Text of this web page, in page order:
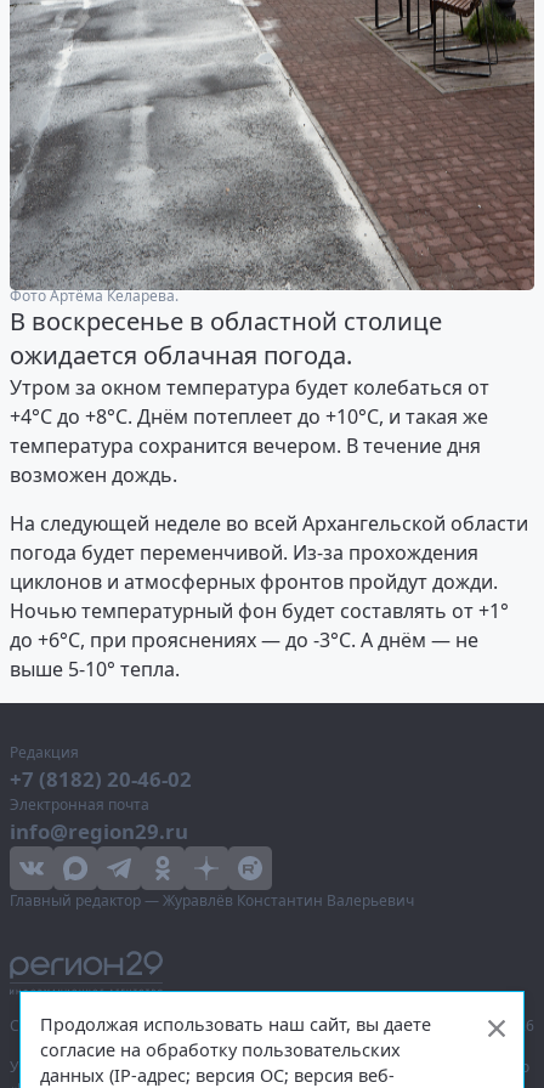
Фото Артёма Келарева.
В воскресенье в областной столице
ожидается облачная погода.
Утром за окном температура будет колебаться от
+4°С до +8°C. Днём потеплеет до +10°С, и такая же
температура сохранится вечером. В течение дня
возможен дождь.
На следующей неделе во всей Архангельской области
погода будет переменчивой. Из-за прохождения
циклонов и атмосферных фронтов пройдут дожди.
Ночью температурный фон будет составлять от +1°
до +6°С, при прояснениях — до -3°С. А днём — не
выше 5-10° тепла.
Редакция
+7 (8182) 20-46-02
Электронная почта
info@region29.ru
Главный редактор — Журавлёв Константин Валерьевич
Сетевое издание «Информационное агентство Регион 29»,
© 2016–2026
Учредитель — общество с ограниченной ответственностью «Агентство
Продолжая использовать наш сайт, вы даете
согласие на обработку пользовательских
данных (IP-адрес; версия ОС; версия веб-